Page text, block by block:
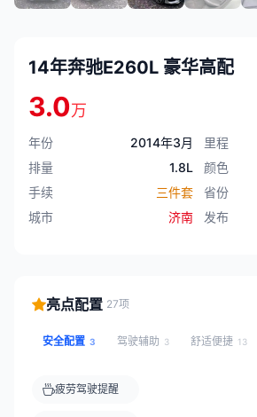
14年奔驰E260L 豪华高配
3.0万
年份 2014年3月 里程
排量
1.8L 颜色
手续
三件套 省份
城市
济南 发布
亮点配置 27项
安全配置 3 驾驶辅助 3 舒适便捷 13
疲劳驾驶提醒